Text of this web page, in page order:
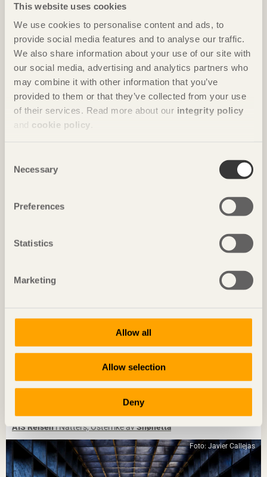
This website uses cookies
We use cookies to personalise content and ads, to
provide social media features and to analyse our traffic.
We also share information about your use of our site with
our social media, advertising and analytics partners who
may combine it with other information that you’ve
provided to them or that they’ve collected from your use
of their services. Read more about our integrity policy
and cookie policy
Selection
Necessary
Preferences
Statistics
Marketing
Allow all
Allow selection
Deny
Hus för Marebitoi Nanto, Japan av
Foto: Fernando Guerra | FG+SG
Nio våningar av moduler i spiral
Foto: Christian Flatscher
Materialsnålt med öppen kontorslösning
AIS Reiseni Natters, Österrike avSnøhetta
Foto: Javier Callejas